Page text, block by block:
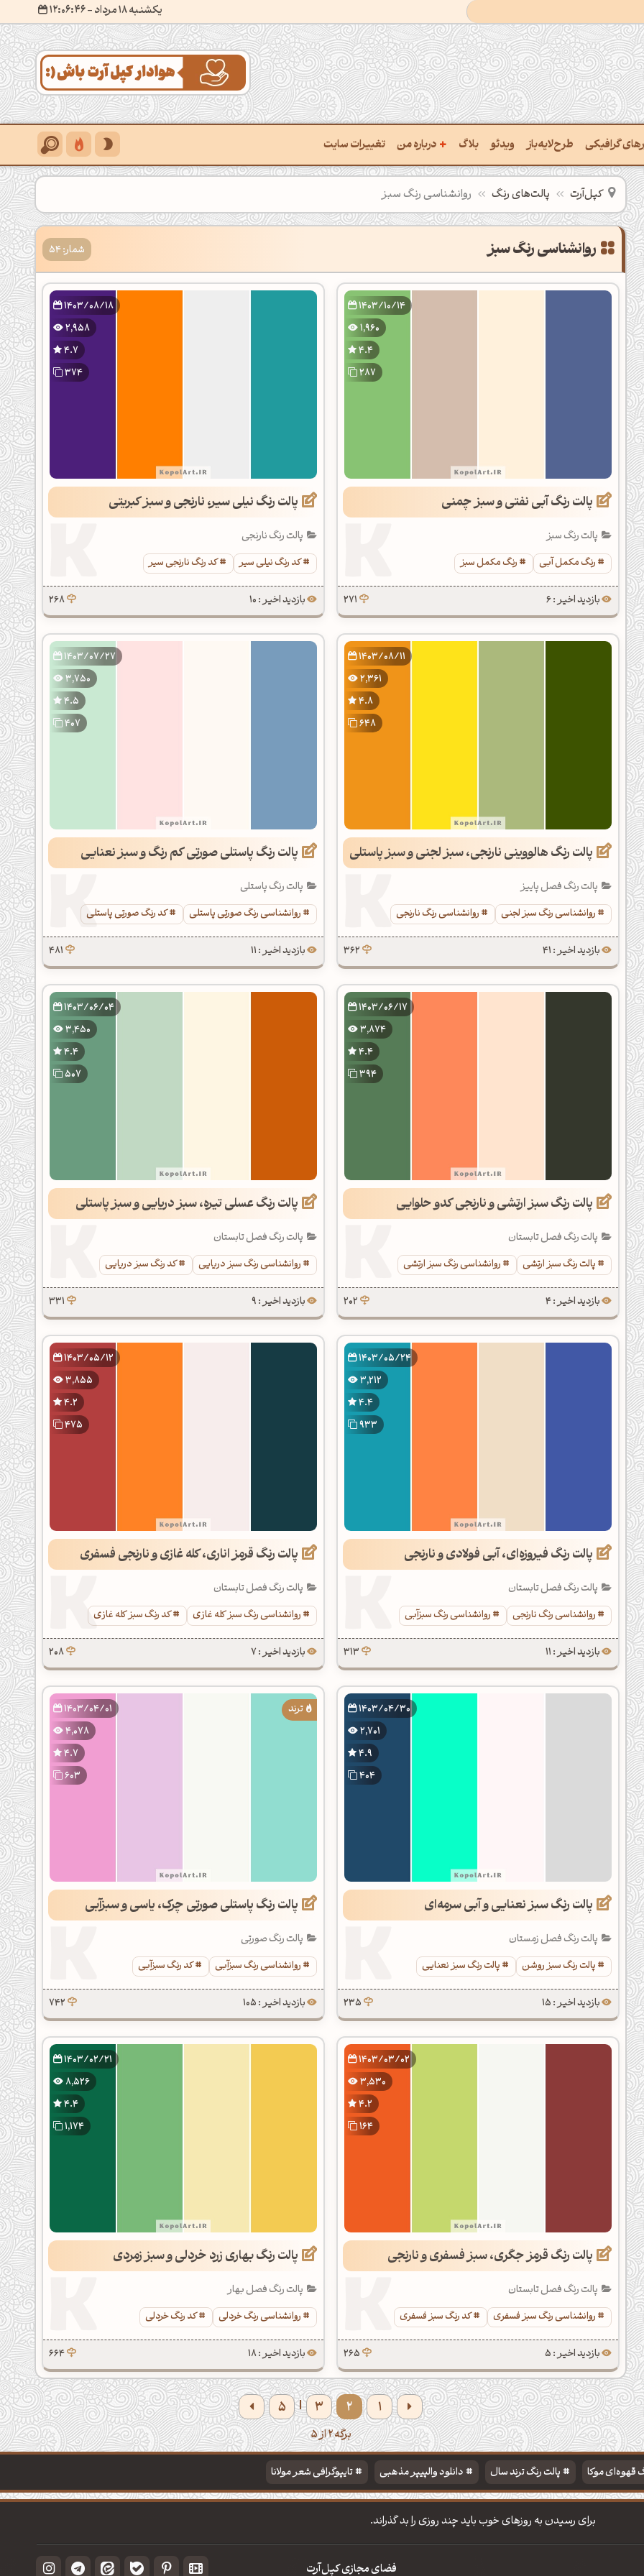
یکشنبه 18 مرداد
- ۱۲:۰۶:۴۷
گرافیکی
پالت از تصویر
رنگ‌ها باهم
یافتن نام رنگ با کد Hex
استخراج کد رنگ از عکس
ساخت پالت رنگ با هوش‌مصنوعی
کدهای رنگ
یافتن رنگ مکمل
مشاهده تمام ابزارها
طرح‌لایه‌باز ویدئو بلاگ + درباره من
درباره‌من
سفارش پروژه
سوالات متداول‌‌
تغییرات سایت
کپل‌آرت پالت‌های رنگ روانشناسی رنگ سبز
شمار: 54
1403/10/14
1,960
4.4
287
پالت رنگ آبی نفتی و سبز چمنی
پالت رنگ سبز
رنگ مکمل آبی
رنگ مکمل سبز
بازدید اخیر : 6 271
1403/08/18
2,958
4.7
374
پالت رنگ نیلی سیر، نارنجی و سبز کبریتی
پالت رنگ نارنجی
کد رنگ نیلی سیر
کد رنگ نارنجی سیر
بازدید اخیر : 10 268
1403/08/11
2,361
4.8
648
پالت رنگ هالووینی نارنجی، سبز لجنی و سبز پاستلی
پالت رنگ فصل پاییز
روانشناسی رنگ سبز لجنی
روانشناسی رنگ نارنجی
بازدید اخیر : 41 362
1403/07/27
3,750
4.5
407
پالت رنگ پاستلی صورتی کم رنگ و سبز نعنایی
پالت رنگ پاستلی
روانشناسی رنگ صورتی پاستلی
کد رنگ صورتی پاستلی
بازدید اخیر : 11 481
1403/06/17
3,874
4.4
394
پالت رنگ سبز ارتشی و نارنجی کدو حلوایی
پالت رنگ فصل تابستان
پالت رنگ سبز ارتشی
روانشناسی رنگ سبز ارتشی
بازدید اخیر : 4 202
1403/06/04
3,450
4.4
507
پالت رنگ عسلی تیره، سبز دریایی و سبز پاستلی
پالت رنگ فصل تابستان
روانشناسی رنگ سبز دریایی
کد رنگ سبز دریایی
بازدید اخیر : 9 331
1403/05/24
3,212
4.4
933
پالت رنگ فیروزه‌ای، آبی فولادی و نارنجی
پالت رنگ فصل تابستان
روانشناسی رنگ نارنجی
روانشناسی رنگ سبزآبی
بازدید اخیر : 11 313
1403/05/12
3,855
4.2
475
پالت رنگ قرمز اناری، کله غازی و نارنجی فسفری
پالت رنگ فصل تابستان
روانشناسی رنگ سبز کله غازی
کد رنگ سبز کله غازی
بازدید اخیر : 7 208
1403/04/30
2,701
4.9
404
پالت رنگ سبز نعنایی و آبی سرمه‌ای
پالت رنگ فصل زمستان
پالت رنگ سبز روشن
پالت رنگ سبز نعنایی
بازدید اخیر : 15 235
1403/04/01
4,078
4.7
603
پالت رنگ پاستلی صورتی چرک، یاسی و سبزآبی
پالت رنگ صورتی
روانشناسی رنگ سبزآبی
کد رنگ سبزآبی
بازدید اخیر : 105 742
1403/03/02
3,530
4.2
164
پالت رنگ قرمز جگری، سبز فسفری و نارنجی
پالت رنگ فصل تابستان
روانشناسی رنگ سبز فسفری
کد رنگ سبز فسفری
بازدید اخیر : 5 265
1403/02/21
8,526
4.4
1,174
پالت رنگ بهاری زرد خردلی و سبز زمردی
پالت رنگ فصل بهار
روانشناسی رنگ خردلی
کد رنگ خردلی
بازدید اخیر : 18 664
1
2
3
|
5
برگه 2 از 5
قهوه‌ای موکا پالت رنگ ترند سال دانلود والپیپر مذهبی تایپوگرافی شعر مولانا
برای رسیدن به روزهای خوب باید چند روزی را بد گذراند.
فضای مجازی کپل‌آرت